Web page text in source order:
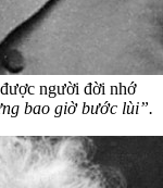
người đời nhớ
bao giờ bước lùi”.